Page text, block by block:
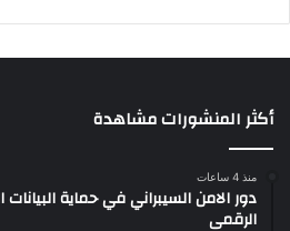
أكثر المنشورات مشاهدة
منذ 4 ساعات
دور الامن السيبراني في حماية
الرقمى